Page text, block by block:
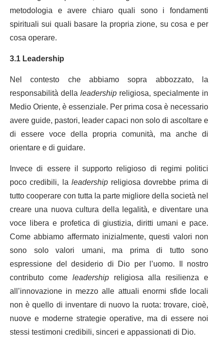
metodologia e avere chiaro quali sono i fondamenti
spirituali sui quali basare la propria zione, su cosa e per
cosa operare.
3.1 Leadership
Nel contesto che abbiamo sopra abbozzato, la
responsabilità dellaleadershipreligiosa, specialmente in
Medio Oriente, è essenziale.Per prima cosa è necessario
avere guide, pastori, leader capaci non solo di ascoltare e
di essere voce della propria comunità, ma anche di
orientare e di guidare.
Invece di essere il supporto religioso di regimi politici
poco credibili, laleadershipreligiosa dovrebbe prima di
tutto cooperare con tutta la parte migliore della società nel
creare una nuova cultura della legalità, e diventare una
voce libera e profetica di giustizia, diritti umani e pace.
Come abbiamo affermato inizialmente, questi valori non
sono solo valori umani, ma prima di tutto sono
espressione del desiderio di Dio per l’uomo. Il nostro
contributo come leadership religiosa alla resilienza e
all’innovazione in mezzo alle attuali enormi sfide locali
non è quello di inventare di nuovo la ruota: trovare, cioè,
nuove e moderne strategie operative, ma di essere noi
stessi testimoni credibili, sinceri e appassionati di Dio.